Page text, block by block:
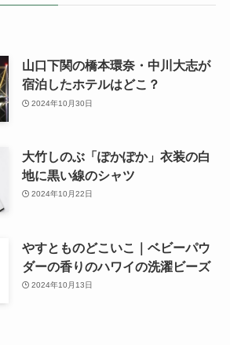
山口下関の橋本環奈・中川大志が
宿泊したホテルはどこ？
2024年10月30日
大竹しのぶ「ぽかぽか」衣装の白
地に黒い線のシャツ
2024年10月22日
やすとものどこいこ｜ベビーパウ
ダーの香りのハワイの洗濯ビーズ
2024年10月13日